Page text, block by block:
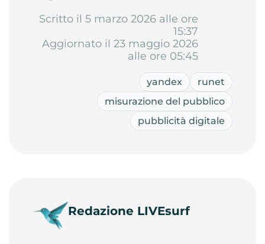
Scritto il 5 marzo 2026 alle ore
15:37
Aggiornato il 23 maggio 2026
alle ore 05:45
yandex
runet
misurazione del pubblico
pubblicità digitale
Redazione LIVEsurf